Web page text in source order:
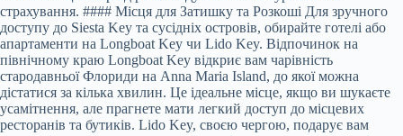
страхування. #### Місця для Затишку та Розкоші Для зручного
доступу до Siesta Key та сусідніх островів, обирайте готелі або
апартаменти на Longboat Key чи Lido Key. Відпочинок на
північному краю Longboat Key відкриє вам чарівність
стародавньої Флориди на Anna Maria Island, до якої можна
дістатися за кілька хвилин. Це ідеальне місце, якщо ви шукаєте
усамітнення, але прагнете мати легкий доступ до місцевих
ресторанів та бутиків. Lido Key, своєю чергою, подарує вам